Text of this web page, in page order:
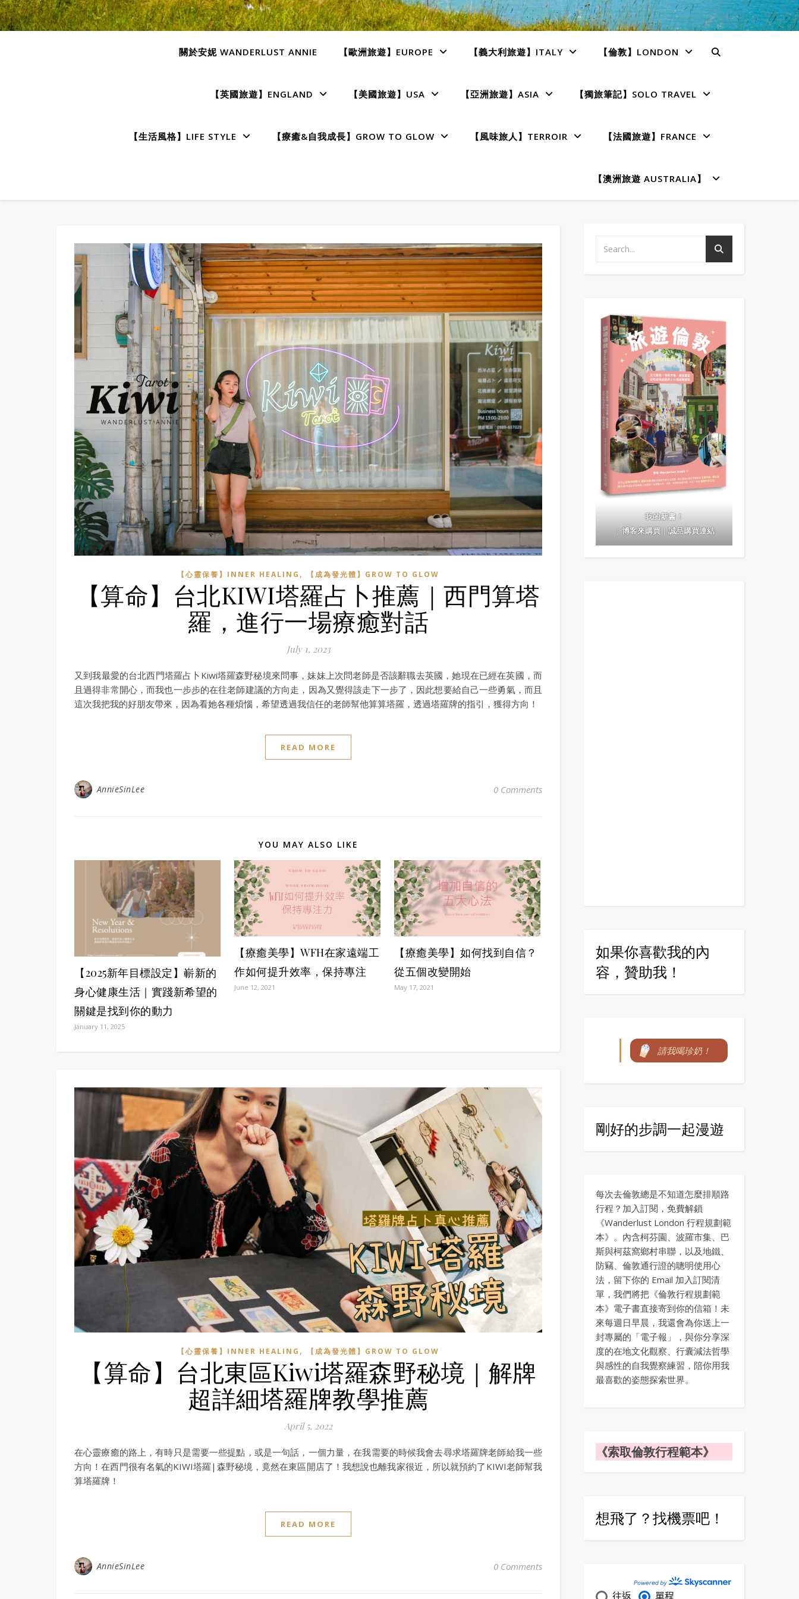
關於安妮 WANDERLUST ANNIE 【歐洲旅遊】EUROPE 【義大利旅遊】ITALY 【倫敦】LONDON
【英國旅遊】ENGLAND 【美國旅遊】USA 【亞洲旅遊】ASIA 【獨旅筆記】SOLO TRAVEL
【生活風格】LIFE STYLE 【療癒&自我成長】GROW TO GLOW 【風味旅人】TERROIR 【法國旅遊】FRANCE
【澳洲旅遊 AUSTRALIA】
【心靈保養】INNER HEALING , 【成為發光體】GROW TO GLOW
【算命】台北KIWI塔羅占卜推薦｜西門算塔
羅，進行一場療癒對話
July 1, 2023
又到我最愛的台北西門塔羅占卜Kiwi塔羅森野秘境來問事，妹妹上次問老師是否該辭職去英國，她現在已經在英國，而
且過得非常開心，而我也一步步的在往老師建議的方向走，因為又覺得該走下一步了，因此想要給自己一些勇氣，而且
這次我把我的好朋友帶來，因為看她各種煩惱，希望透過我信任的老師幫他算算塔羅，透過塔羅牌的指引，獲得方向！
READ MORE
AnnieSinLee 0 Comments
YOU MAY ALSO LIKE
【2025新年目標設定】嶄新的
身心健康生活｜實踐新希望的
關鍵是找到你的動力
January 11, 2025
【療癒美學】WFH在家遠端工
作如何提升效率，保持專注
June 12, 2021
【療癒美學】如何找到自信？
從五個改變開始
May 17, 2021
【心靈保養】INNER HEALING , 【成為發光體】GROW TO GLOW
【算命】台北東區Kiwi塔羅森野秘境｜解牌
超詳細塔羅牌教學推薦
April 5, 2022
在心靈療癒的路上，有時只是需要一些提點，或是一句話，一個力量，在我需要的時候我會去尋求塔羅牌老師給我一些
方向！在西門很有名氣的KIWI塔羅|森野秘境，竟然在東區開店了！我想說也離我家很近，所以就預約了KIWI老師幫我
算塔羅牌！
READ MORE
AnnieSinLee 0 Comments
我的新書！
｜博客來購買｜誠品購買連結
如果你喜歡我的內
容，贊助我！
請我喝珍奶！
剛好的步調一起漫遊
每次去倫敦總是不知道怎麼排順路
行程？加入訂閱，免費解鎖
《Wanderlust London 行程規劃範
本》。內含柯芬園、波羅市集、巴
斯與柯茲窩鄉村串聯，以及地鐵、
防竊、倫敦通行證的聰明使用心
法，留下你的 Email 加入訂閱清
單，我們將把《倫敦行程規劃範
本》電子書直接寄到你的信箱！未
來每週日早晨，我還會為你送上一
封專屬的「電子報」，與你分享深
度的在地文化觀察、行囊減法哲學
與感性的自我覺察練習，陪你用我
最喜歡的姿態探索世界。
《索取倫敦行程範本》
想飛了？找機票吧！